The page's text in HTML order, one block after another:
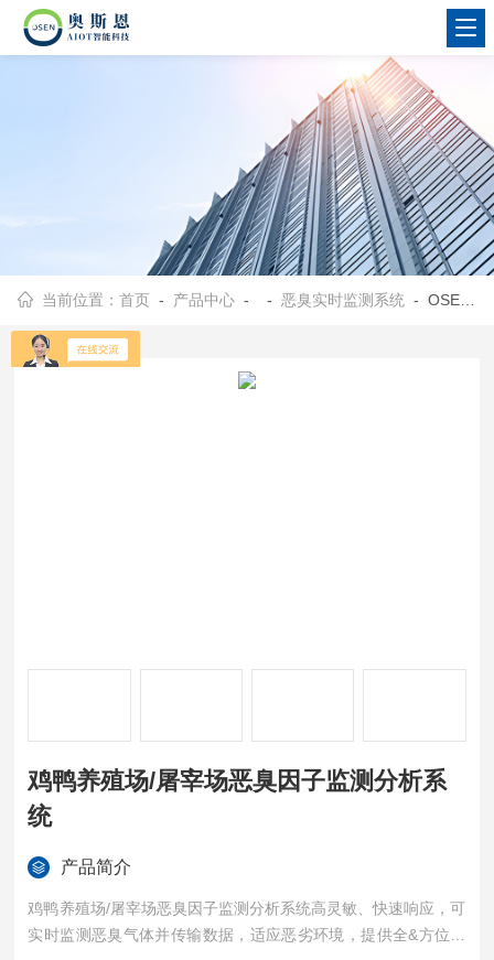
当前位置：首页 - 产品中心 - -恶臭实时监测系统 - OSEN-OU鸡鸭养殖场/屠宰场恶臭因子监测分析系统
鸡鸭养殖场/屠宰场恶臭因子监测分析系
统
产品简介
鸡鸭养殖场/屠宰场恶臭因子监测分析系统高灵敏、快速响应，可
实时监测恶臭气体并传输数据，适应恶劣环境，提供全&方位解